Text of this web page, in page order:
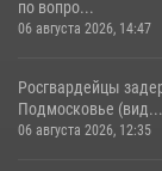
по вопро...
06 августа 2026, 14:47
Росгвардейцы
Подмосковье (вид...
06 августа 2026, 12:35